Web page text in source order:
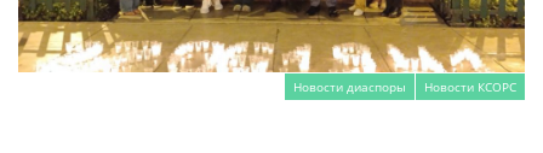
Новости диаспоры Новости КСОРС